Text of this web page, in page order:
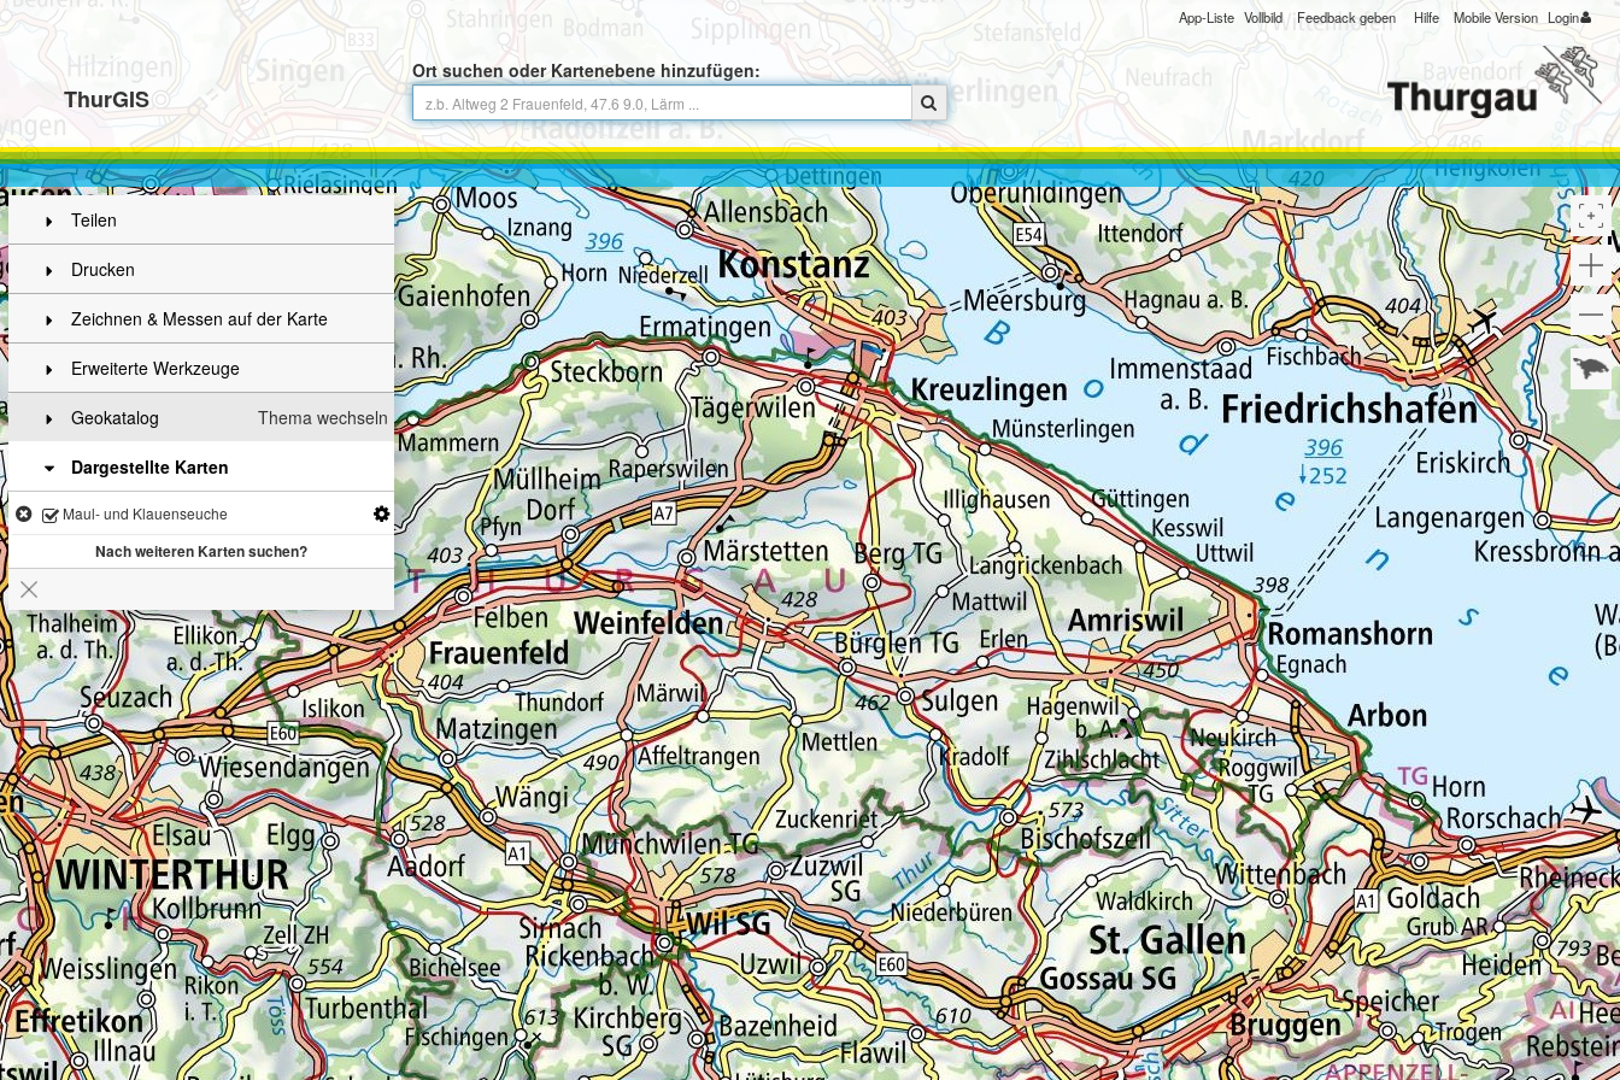
ThurGIS
Ort suchen oder Kartenebene hinzufügen:
App-Liste Vollbild Feedback geben Hilfe Mobile Version Login
Teilen
Drucken
Zeichnen & Messen auf der Karte
Erweiterte Werkzeuge
Thema wechseln
Geokatalog
Dargestellte Karten
Maul- und Klauenseuche
Nach weiteren Karten suchen?